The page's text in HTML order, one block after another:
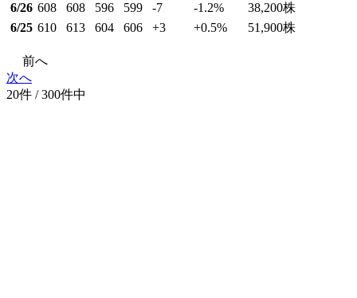
6/26 608 608 596 599 -7 -1.2% 38,200株
6/25 610 613 604 606 +3 +0.5% 51,900株
前へ
次へ
20件 / 300件中